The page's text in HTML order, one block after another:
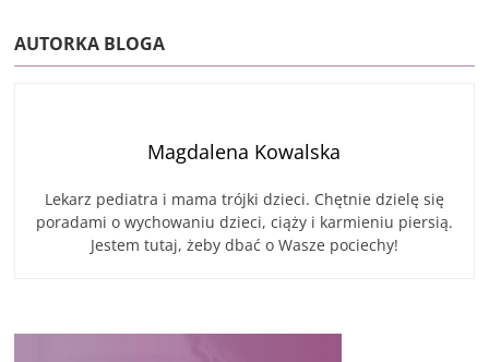
AUTORKA BLOGA
Magdalena Kowalska
Lekarz pediatra i mama trójki dzieci. Chętnie dzielę się
poradami o wychowaniu dzieci, ciąży i karmieniu piersią.
Jestem tutaj, żeby dbać o Wasze pociechy!